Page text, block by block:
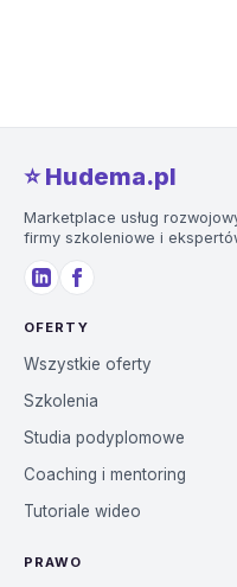
⭐️ Hudema.pl
Marketplace usług
firmy szkoleniowe i
OFERTY
Wszystkie oferty
Szkolenia
Studia podyplomowe
Coaching i mentoring
Tutoriale wideo
PRAWO